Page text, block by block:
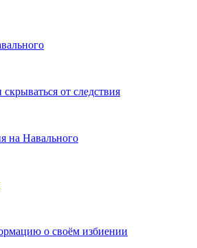
от следствия
на Навального
о своём избиении